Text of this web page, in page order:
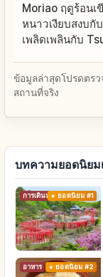
Moriao ฤดูร้อนเ
หนาวเงียบสงบกั
เพลิดเพลินกับ
ข้อมูลล่าสุดโปรดตร
สถานที่จริง
บทความยอดนิยม
การเดินทาง ยอดนิยม #1
อาหาร ยอดนิยม #2